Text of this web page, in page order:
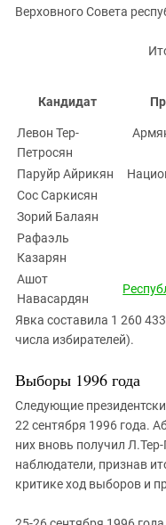
Верховного Совета
Кандидат
Левон Тер-
Петросян
Паруйр Айрикян
Сос Саркисян
Зорий Балаян
Рафаэль
Казарян
Ашот
Навасардян
Явка составила 1 260
числа избирателей).
Выборы 1996 года
Следующие
22 сентября 1996 года.
них вновь получил
наблюдатели, признав
критике ход выборов и